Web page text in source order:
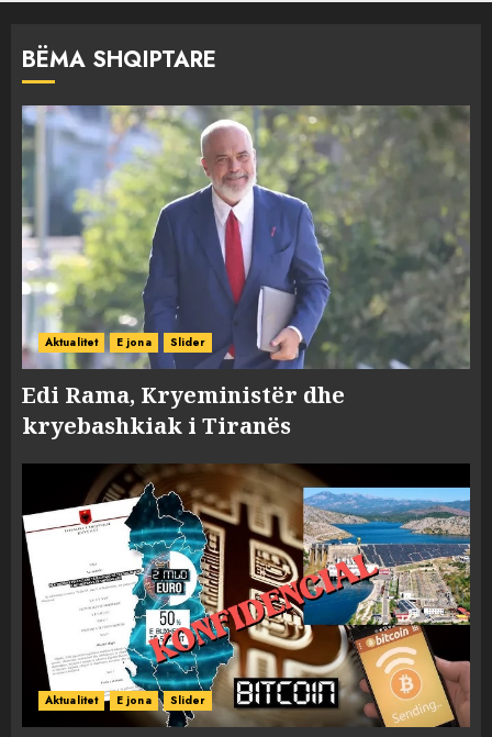
BËMA SHQIPTARE
Aktualitet E jona Slider
Edi Rama, Kryeministër dhe
kryebashkiak i Tiranës
Aktualitet E jona Slider